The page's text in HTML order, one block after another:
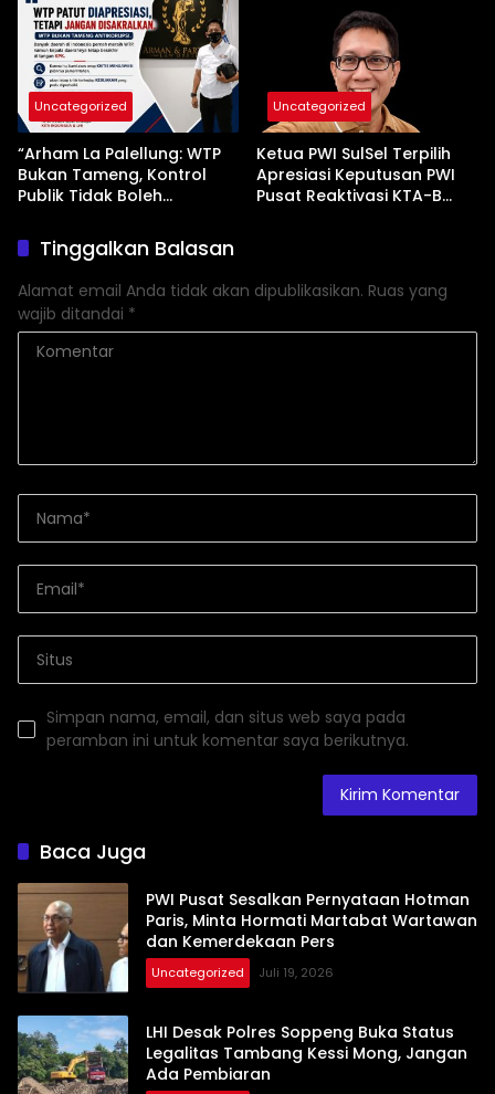
Uncategorized
“Arham La Palellung: WTP
Bukan Tameng, Kontrol
Publik Tidak Boleh
Uncategorized
Ketua PWI SulSel Terpilih
Apresiasi Keputusan PWI
Pusat Reaktivasi KTA-B
Tinggalkan Balasan
Alamat email Anda tidak akan dipublikasikan. Ruas yang
wajib ditandai *
Simpan nama, email, dan situs web saya pada
peramban ini untuk komentar saya berikutnya.
Baca Juga
PWI Pusat Sesalkan Pernyataan Hotman
Paris, Minta Hormati Martabat Wartawan
dan Kemerdekaan Pers
Uncategorized Juli 19, 2026
LHI Desak Polres Soppeng Buka Status
Legalitas Tambang Kessi Mong, Jangan
Ada Pembiaran